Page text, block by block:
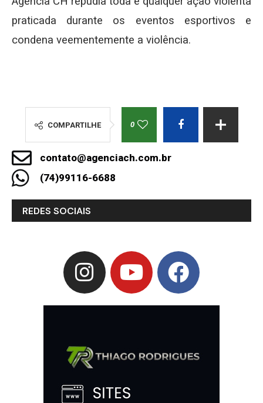
praticada durante os eventos esportivos e
condena veementemente a violência.
COMPARTILHE 0
contato@agenciach.com.br
(74)99116-6688
REDES SOCIAIS